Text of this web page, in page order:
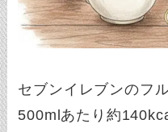
セブンイレブンのフ
500mlあたり約